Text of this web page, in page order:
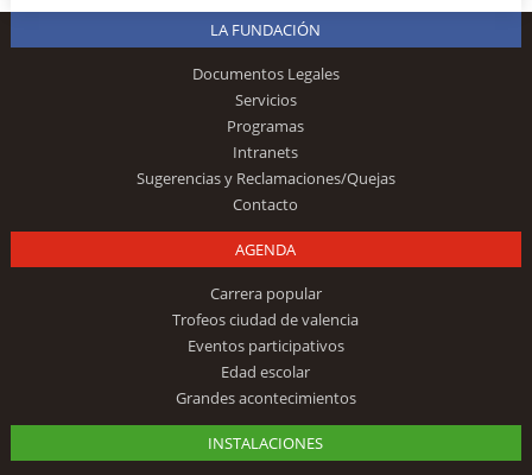
LA FUNDACIÓN
Documentos Legales
Servicios
Programas
Intranets
Sugerencias y Reclamaciones/Quejas
Contacto
AGENDA
Carrera popular
Trofeos ciudad de valencia
Eventos participativos
Edad escolar
Grandes acontecimientos
INSTALACIONES